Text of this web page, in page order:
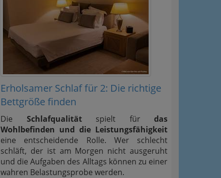
Erholsamer Schlaf für 2: Die richtige
Bettgröße finden
Die Schlafqualitätspielt für das
Wohlbefinden und die Leistungsfähigkeit
eine entscheidende Rolle. Wer schlecht
schläft, der ist am Morgen nicht ausgeruht
und die Aufgaben des Alltags können zu einer
wahren Belastungsprobe werden.